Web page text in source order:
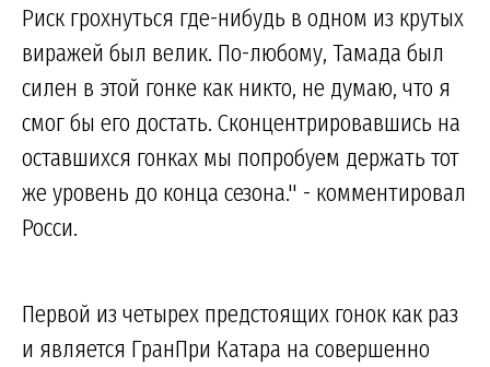
Риск грохнуться где-нибудь в одном из крутых
виражей был велик. По-любому, Тамада был
силен в этой гонке как никто, не думаю, что я
смог бы его достать. Сконцентрировавшись на
оставшихся гонках мы попробуем держать тот
же уровень до конца сезона." - комментировал
Росси.
Первой из четырех предстоящих гонок как раз
и является ГранПри Катара на совершенно